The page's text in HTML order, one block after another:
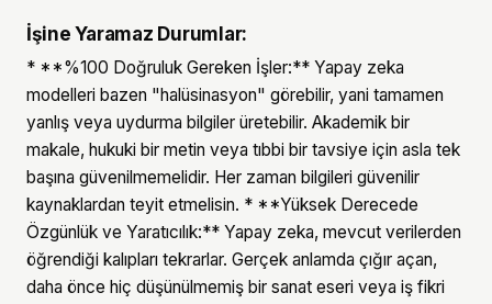
İşine Yaramaz Durumlar:
* **%100 Doğruluk Gereken İşler:** Yapay zeka
modelleri bazen "halüsinasyon" görebilir, yani tamamen
yanlış veya uydurma bilgiler üretebilir. Akademik bir
makale, hukuki bir metin veya tıbbi bir tavsiye için asla tek
başına güvenilmemelidir. Her zaman bilgileri güvenilir
kaynaklardan teyit etmelisin. * **Yüksek Derecede
Özgünlük ve Yaratıcılık:** Yapay zeka, mevcut verilerden
öğrendiği kalıpları tekrarlar. Gerçek anlamda çığır açan,
daha önce hiç düşünülmemiş bir sanat eseri veya iş fikri